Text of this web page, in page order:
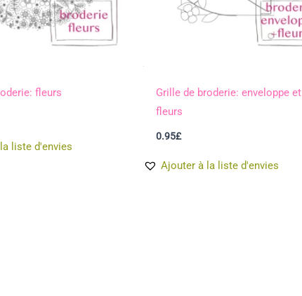
fleurs
liste d'envies
Grille de broderie: enveloppe et
fleurs
0.95£
Ajouter à la liste d'envies